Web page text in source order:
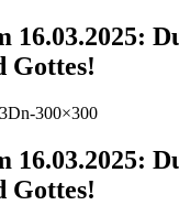
16.03.2025:
Gottes!
16.03.2025:
Gottes!